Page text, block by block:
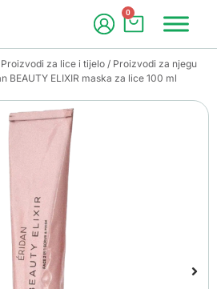
0
za lice i tijelo / Proizvodi za njegu
BEAUTY ELIXIR maska za lice 100 ml